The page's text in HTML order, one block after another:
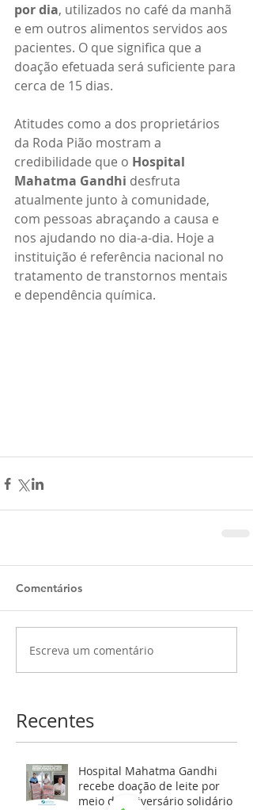
por dia, utilizados no café da manhã
e em outros alimentos servidos aos
pacientes. O que significa que a
doação efetuada será suficiente para
cerca de 15 dias.
Atitudes como a dos proprietários
da Roda Pião mostram a
credibilidade que o Hospital
Mahatma Gandhi desfruta
atualmente junto à comunidade,
com pessoas abraçando a causa e
nos ajudando no dia-a-dia. Hoje a
instituição é referência nacional no
tratamento de transtornos mentais
e dependência química.
Comentários
Escreva um comentário
Recentes
Hospital Mahatma Gandhi
recebe doação de leite por
meio de aniversário solidário